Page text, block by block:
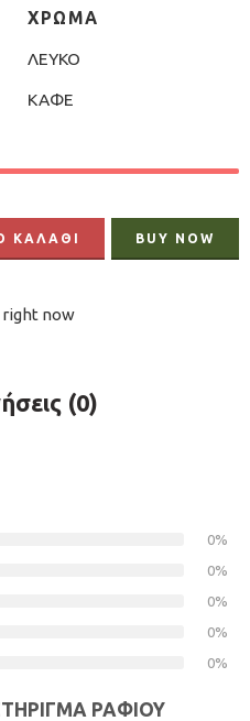
ΧΡΩΜΑ
ΛΕΥΚΟ
ΚΑΦΕ
ΚΑΛΆΘΙ BUY NOW
now
(0)
0%
0%
0%
0%
0%
ΡΑΦΙΟΥ